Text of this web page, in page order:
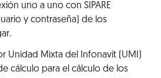
uno a uno con SIPARE
y contraseña) de los
Unidad Mixta del Infonavit (UMI)
cálculo para el cálculo de los